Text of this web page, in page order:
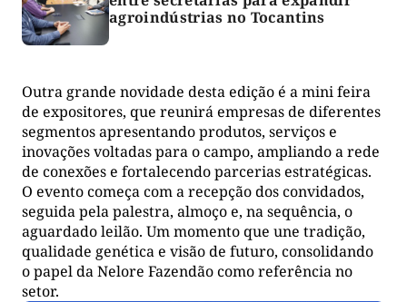
agroindústrias no Tocantins
Outra grande novidade desta edição é a mini feira
de expositores, que reunirá empresas de diferentes
segmentos apresentando produtos, serviços e
inovações voltadas para o campo, ampliando a rede
de conexões e fortalecendo parcerias estratégicas.
O evento começa com a recepção dos convidados,
seguida pela palestra, almoço e, na sequência, o
aguardado leilão. Um momento que une tradição,
qualidade genética e visão de futuro, consolidando
o papel da Nelore Fazendão como referência no
setor.